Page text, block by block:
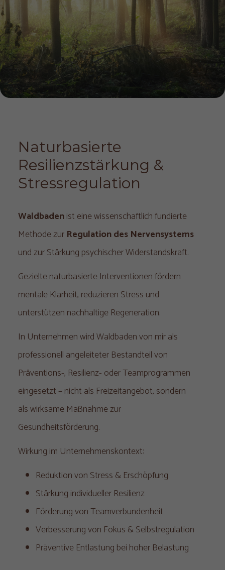
Naturbasierte
Resilienzstärkung &
Stressregulation
Waldbadenist eine wissenschaftlich fundierte
Methode zur Regulation des Nervensystems
und zur Stärkung psychischer Widerstandskraft.
Gezielte naturbasierte Interventionen fördern
mentale Klarheit, reduzieren Stress und
unterstützen nachhaltige Regeneration.
In Unternehmen wird Waldbaden von mir als
professionell angeleiteter Bestandteil von
Präventions-, Resilienz- oder Teamprogrammen
eingesetzt – nicht als Freizeitangebot, sondern
als wirksame Maßnahme zur
Gesundheitsförderung.
Wirkung im Unternehmenskontext:
Reduktion von Stress & Erschöpfung
Stärkung individueller Resilienz
Förderung von Teamverbundenheit
Verbesserung von Fokus & Selbstregulation
Präventive Entlastung bei hoher Belastung